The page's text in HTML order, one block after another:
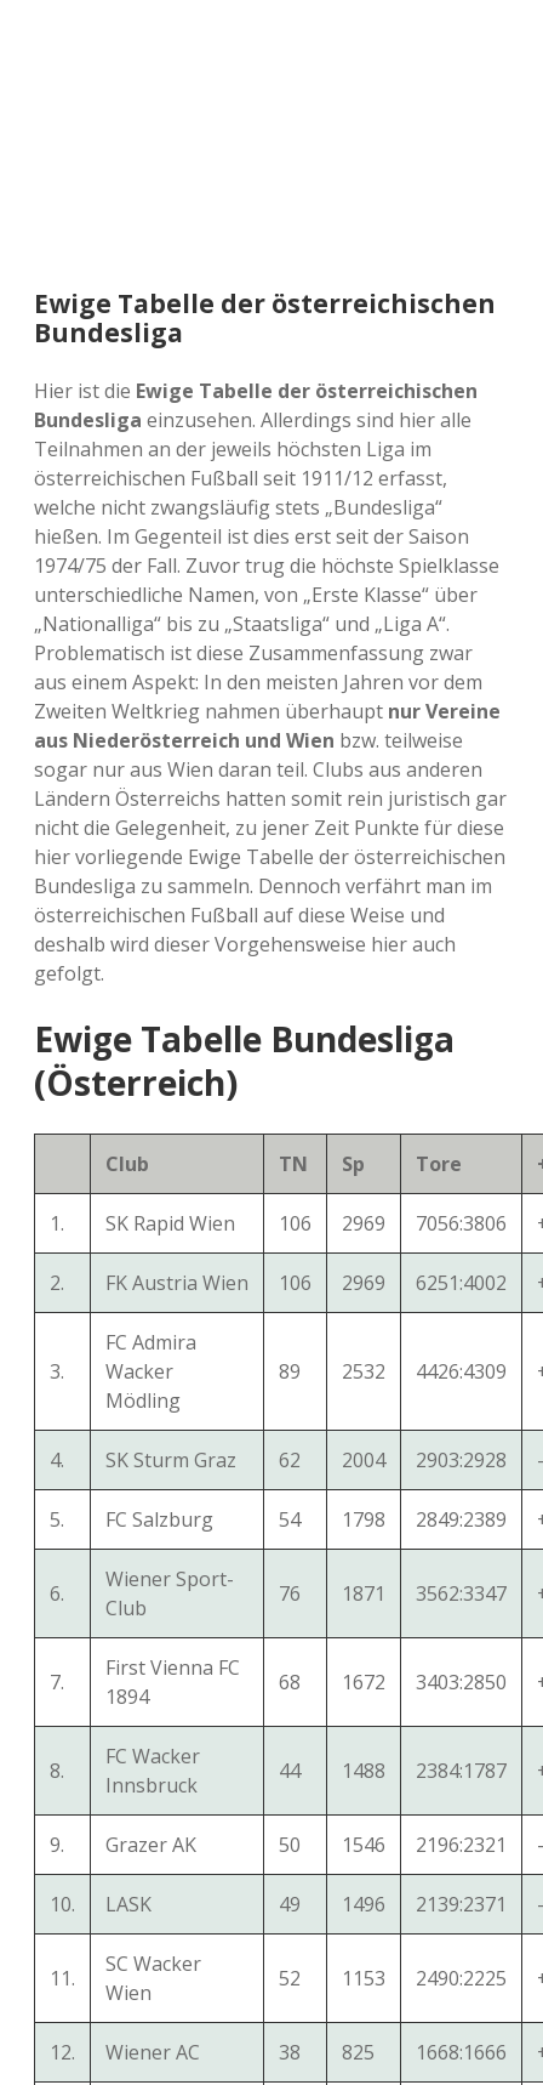
Ewige Tabelle der österreichischen
Bundesliga
Hier ist die Ewige Tabelle der österreichischen
Bundesliga einzusehen. Allerdings sind hier alle
Teilnahmen an der jeweils höchsten Liga im
österreichischen Fußball seit 1911/12 erfasst,
welche nicht zwangsläufig stets „Bundesliga“
hießen. Im Gegenteil ist dies erst seit der Saison
1974/75 der Fall. Zuvor trug die höchste Spielklasse
unterschiedliche Namen, von „Erste Klasse“ über
„Nationalliga“ bis zu „Staatsliga“ und „Liga A“.
Problematisch ist diese Zusammenfassung zwar
aus einem Aspekt: In den meisten Jahren vor dem
Zweiten Weltkrieg nahmen überhaupt nur Vereine
aus Niederösterreich und Wien bzw. teilweise
sogar nur aus Wien daran teil. Clubs aus anderen
Ländern Österreichs hatten somit rein juristisch gar
nicht die Gelegenheit, zu jener Zeit Punkte für diese
hier vorliegende Ewige Tabelle der österreichischen
Bundesliga zu sammeln. Dennoch verfährt man im
österreichischen Fußball auf diese Weise und
deshalb wird dieser Vorgehensweise hier auch
gefolgt.
Ewige Tabelle Bundesliga
(Österreich)
Club TN Sp Tore
1. SK Rapid Wien 106 2969 7056:3806
2. FK Austria Wien 106 2969 6251:4002
3.
FC Admira
Wacker
Mödling
89 2532 4426:4309
4. SK Sturm Graz 62 2004 2903:2928
5. FC Salzburg 54 1798 2849:2389
6.
Wiener Sport-
Club
76 1871 3562:3347
7.
First Vienna FC
1894
68 1672 3403:2850
8.
FC Wacker
Innsbruck
44 1488 2384:1787
9. Grazer AK 50 1546 2196:2321
10. LASK 49 1496 2139:2371
11.
SC Wacker
Wien
52 1153 2490:2225
12. Wiener AC 38 825 1668:1666